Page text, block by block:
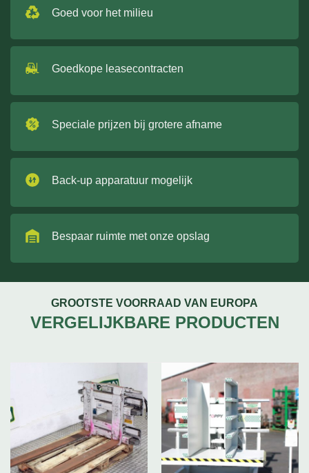
Goed voor het milieu
Goedkope leasecontracten
Speciale prijzen bij grotere afname
Back-up apparatuur mogelijk
Bespaar ruimte met onze opslag
GROOTSTE VOORRAAD VAN EUROPA
VERGELIJKBARE PRODUCTEN